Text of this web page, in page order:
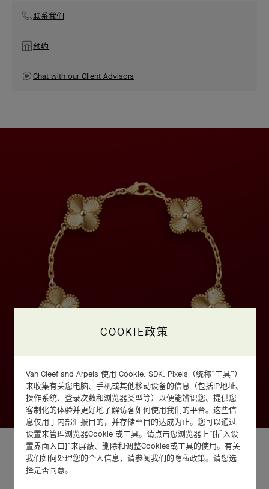
联系我们
预约
Chat with our Client Advisors
COOKIE政策
Van Cleef and Arpels 使用 Cookie, SDK, Pixels（统称“工具”）
来收集有关您电脑、手机或其他移动设备的信息（包括IP地址、
操作系统、登录次数和浏览器类型等）以便能辨识您、提供您
客制化的体验并更好地了解访客如何使用我们的平台。这些信
息仅用于内部汇报目的，并存储至目的达成为止。您可以通过
设置来管理浏览器Cookie 或工具。请点击您浏览器上“[插入设
置界面入口]”来屏蔽、删除和调整Cookies或工具的使用。有关
我们如何处理您的个人信息，请参阅我们的隐私政策。请您选
择是否同意。